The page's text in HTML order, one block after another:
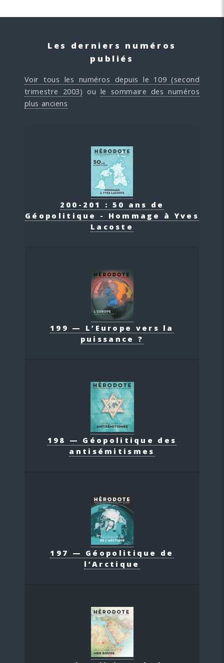
Les derniers numéros
publiés
Voir tous les numéros depuis le 109 (second
trimestre 2003) ou le sommaire des numéros
plus anciens
200-201 : 50 ans de
Géopolitique - Hommage à Yves
Lacoste
199 — L’Europe vers la
puissance ?
198 — Géopolitique des
antisémitismes
197 — Géopolitique de
l’Arctique